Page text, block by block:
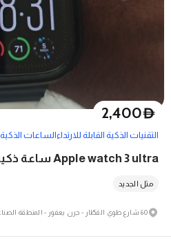
D
2,400
التقنيات الذكية القابلة للارتداءالساعات الذكية
Apple watch 3 ultra ساعة ذكية
مثل الجديد
60 شارع طوي القطّار - جرن يعفور - المنطقة الصناعية المفرق